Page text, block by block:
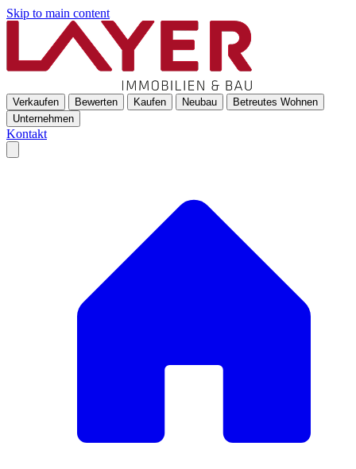
Skip to main content
Verkaufen Bewerten Kaufen Neubau
Betreutes Wohnen
Unternehmen
Kontakt